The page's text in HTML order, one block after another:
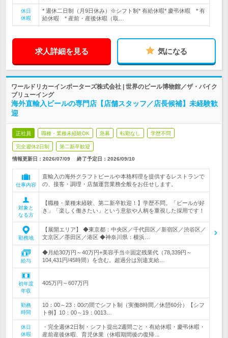
休日
休暇
* 週休二日制（月9日休み）※シフト制* 有給休暇* 慶弔休暇 * 有
給休暇 * 産前・産後休暇（取…
求人詳細を見る 気になる
ワールドリカーインポーターズ株式会社 | 世界のビール博物館／ザ・パイク
ブリューイング
海外直輸入ビールの専門店【店舗スタッフ／店長候補】未経験歓
迎
正社員 職種・業種未経験OK 急募 転勤なし 学歴不問
完全週休2日制 第二新卒歓迎
情報更新日：2026/07/09 終了予定日： 2026/09/10
仕事内容
直輸入の海外クラフトビールや本格料理を提供するレストランで
の、接客・調理・店舗運営業務全般をお任せします。
対象と
なる方
【職種・業種未経験、第二新卒歓迎！】学歴不問。「ビールが好
き」「楽しく働きたい」という意欲や人柄を重視した採用です！
勤務地
【展開エリア】 ◆東京都：中央区／千代田区／新宿区／渋谷区／
文京区／墨田区／港区 ◆神奈川県：横浜…
給与
◆月給30万円～40万円+美容手当※固定残業代（78,339円～
104,431円/45時間）を含む。超過分は別途支給…
初年度
年収
405万円～607万円
勤務
時間
10：00～23：00の間でシフト制（実働8時間／休憩60分）【シフ
ト例】10：00～19：0013…
休日
休暇
・完全週休2日制・シフト提出2週間ごと・有給休暇・慶弔休暇・
産前産後休暇、育児休業（休暇期間後の復帰…